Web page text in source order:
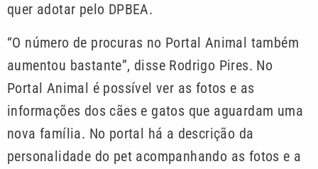
quer adotar pelo DPBEA.
“O número de procuras no Portal Animal também
aumentou bastante”, disse Rodrigo Pires. No
Portal Animal é possível ver as fotos e as
informações dos cães e gatos que aguardam uma
nova família. No portal há a descrição da
personalidade do pet acompanhando as fotos e a